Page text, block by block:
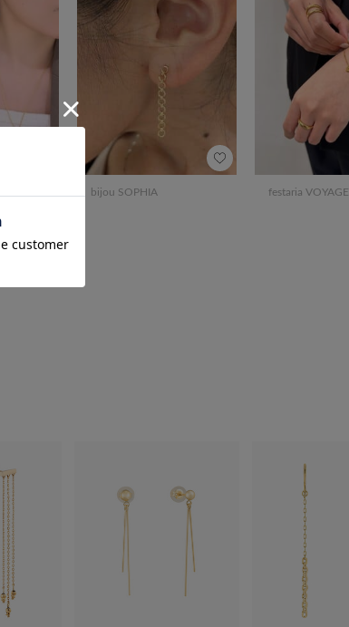
bijou SOPHIA festaria VOYAGE